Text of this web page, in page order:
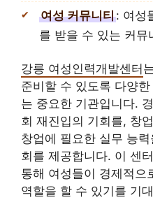
여성 커뮤니티: 여성
를 받을 수 있는 커뮤
강릉 여성인력개발센터
준비할 수 있도록 다양
는 중요한 기관입니다.
회 재진입의 기회를, 창
창업에 필요한 실무 능
회를 제공합니다. 이 센
통해 여성들이 경제적으
역할을 할 수 있기를 기